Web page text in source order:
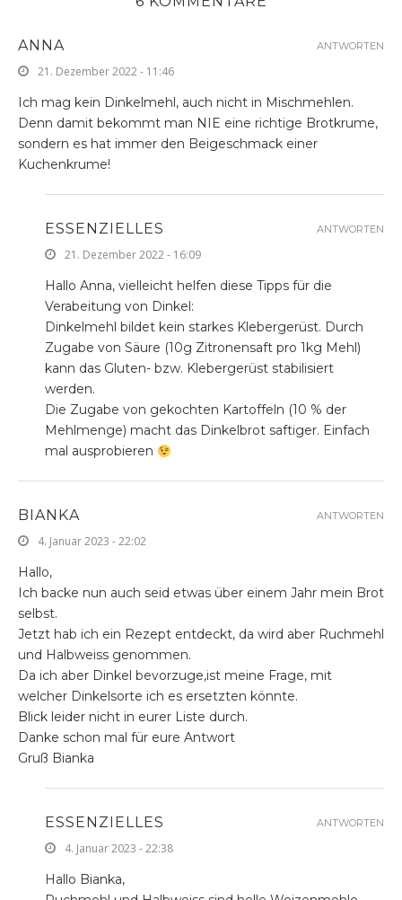
ANNA
21. Dezember 2022 - 11:46
Ich mag kein Dinkelmehl, auch nicht in Mischmehlen.
Denn damit bekommt man NIE eine richtige Brotkrume,
sondern es hat immer den Beigeschmack einer
Kuchenkrume!
ANTWORTEN
ESSENZIELLES
21. Dezember 2022 - 16:09
Hallo Anna, vielleicht helfen diese Tipps für die
Verabeitung von Dinkel:
Dinkelmehl bildet kein starkes Klebergerüst. Durch
Zugabe von Säure (10g Zitronensaft pro 1kg Mehl)
kann das Gluten- bzw. Klebergerüst stabilisiert
werden.
Die Zugabe von gekochten Kartoffeln (10 % der
Mehlmenge) macht das Dinkelbrot saftiger. Einfach
mal ausprobieren
ANTWORTEN
BIANKA
4. Januar 2023 - 22:02
Hallo,
Ich backe nun auch seid etwas über einem Jahr mein Brot
selbst.
Jetzt hab ich ein Rezept entdeckt, da wird aber Ruchmehl
und Halbweiss genommen.
Da ich aber Dinkel bevorzuge,ist meine Frage, mit
welcher Dinkelsorte ich es ersetzten könnte.
Blick leider nicht in eurer Liste durch.
Danke schon mal für eure Antwort
Gruß Bianka
ANTWORTEN
ESSENZIELLES
4. Januar 2023 - 22:38
Hallo Bianka,
ANTWORTEN